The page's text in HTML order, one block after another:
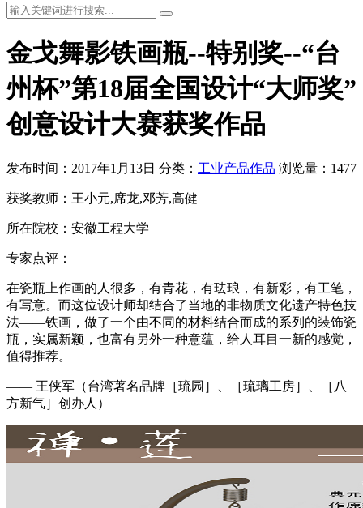
金戈舞影铁画瓶--特别奖--“台
州杯”第18届全国设计“大师奖”
创意设计大赛获奖作品
发布时间：2017年1月13日 分类： 工业产品作品 浏览量：1477
获奖教师：王小元,席龙,邓芳,高健
所在院校：安徽工程大学
专家点评：
在瓷瓶上作画的人很多，有青花，有珐琅，有新彩，有工笔，
有写意。而这位设计师却结合了当地的非物质文化遗产特色技
法——铁画，做了一个由不同的材料结合而成的系列的装饰瓷
瓶，实属新颖，也富有另外一种意蕴，给人耳目一新的感觉，
值得推荐。
—— 王侠军（台湾著名品牌［琉园］、［琉璃工房］、［八
方新气］创办人）